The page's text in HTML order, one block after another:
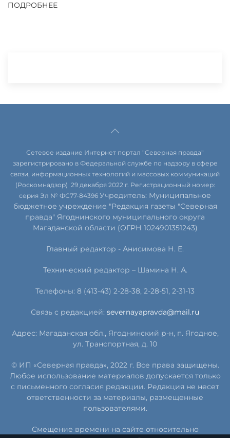
ПОДРОБНЕЕ
Сетевое издание Интернет портал "Северная правда"
зарегистрировано в Федеральной службе по надзору в сфере
связи, информационных технологий и массовых коммуникаций
(Роскомнадзор) 29 декабря 2022 г. Регистрационный номер:
серия Эл № ФС77-84396 Учредитель: Муниципальное
бюджетное учреждение "Редакция газеты "Северная
правда" Ягоднинского муниципального округа
Магаданской области (ОГРН 1024901351243)
Главный редактор - Анисимова Н. Е.
Технический редактор – Шамина Н. А.
Телефоны: 8 (413-43) 2-28-38, 2-28-51, 2-31-13
Связь с редакцией: severnayapravda@mail.ru
Адрес: Магаданская обл., Ягоднинский р-н, п. Ягодное,
ул. Транспортная, д. 10
© ИП «Северная правда», 2022 г. Все права защищены.
Любое использование материалов допускается только
с письменного согласия редакции. Редакция не несет
ответственности за материалы, размещенные
пользователями.
Смещение времени на сайте относительно